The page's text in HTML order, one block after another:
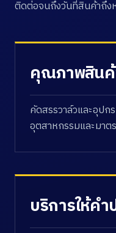
ติดต่อจนถึงวันที่สินค้าถึง
คุณภาพสิน
คัดสรรวาล์วและอุป
อุตสาหกรรมและมาต
บริการให้ค